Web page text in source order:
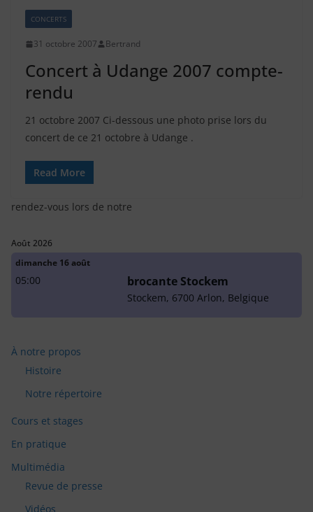
CONCERTS
31 octobre 2007 Bertrand
Concert à Udange 2007 compte-
rendu
21 octobre 2007 Ci-dessous une photo prise lors du
concert de ce 21 octobre à Udange .
Read More
rendez-vous lors de notre
Août 2026
dimanche 16 août
05:00 brocante Stockem
Stockem, 6700 Arlon, Belgique
À notre propos
Histoire
Notre répertoire
Cours et stages
En pratique
Multimédia
Revue de presse
Vidéos